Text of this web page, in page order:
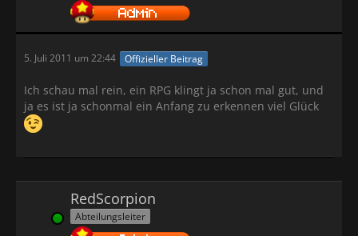
5. Juli 2011 um 22:44 Offizieller Beitrag
Ich schau mal rein, ein RPG klingt ja schon mal gut, und
ja es ist ja schonmal ein Anfang zu erkennen viel Glück
Online
RedScorpion
Abteilungsleiter